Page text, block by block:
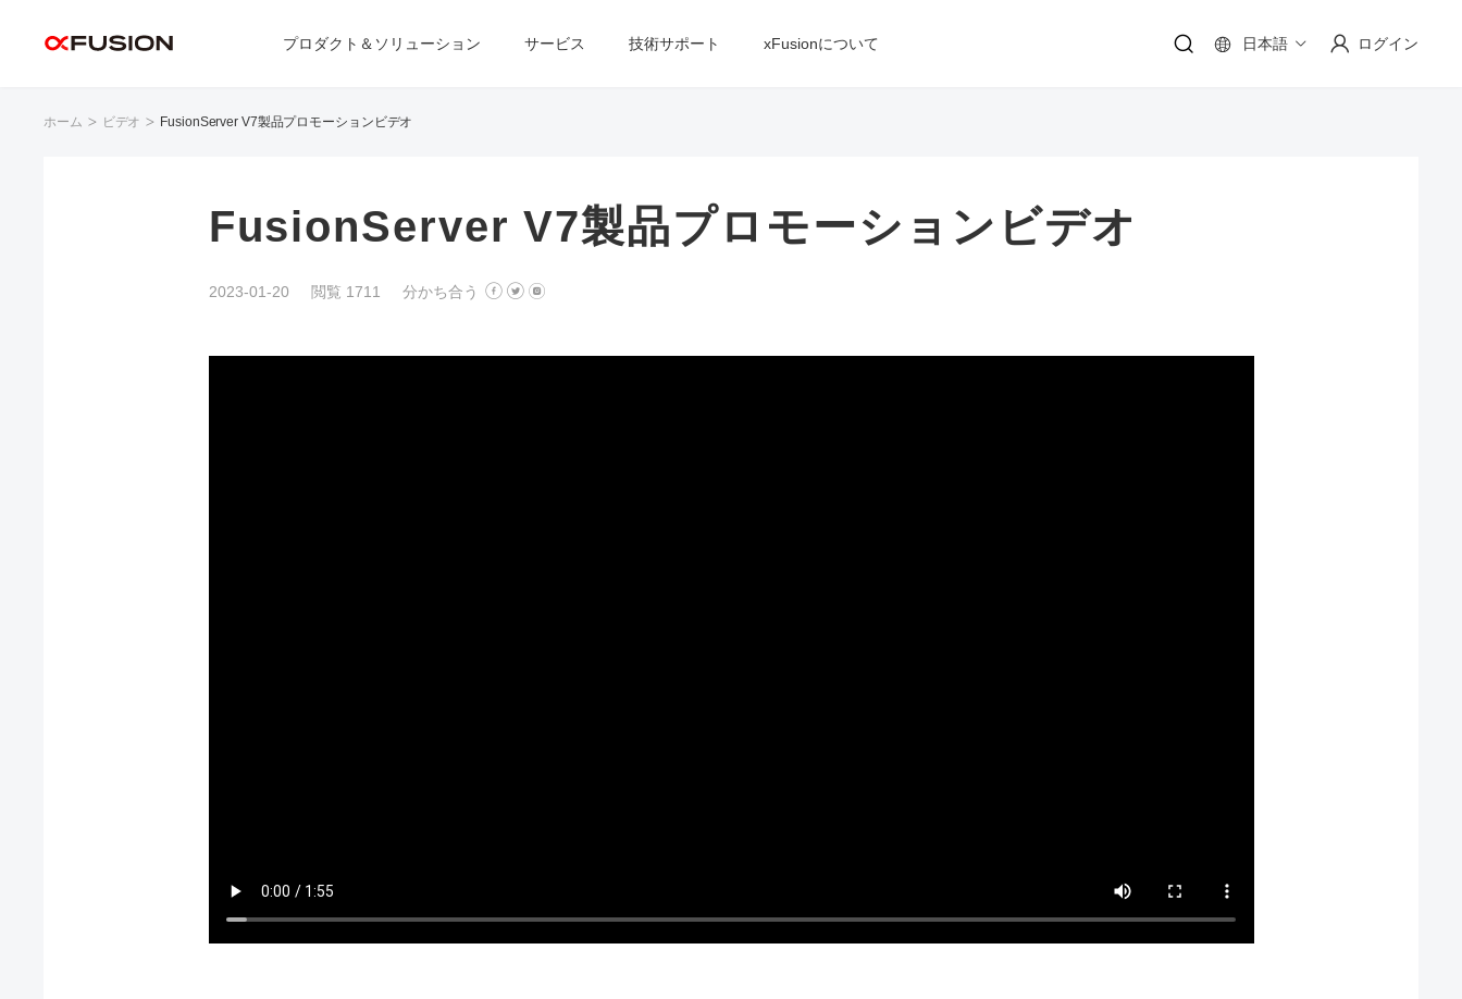
プロダクト＆ソリューション サービス 技術サポート xFusionについて 日本語 ログイン
ホーム ビデオ FusionServer V7製品プロモーションビデオ
FusionServer V7製品プロモーションビデオ
2023-01-20 閲覧 1711 分かち合う